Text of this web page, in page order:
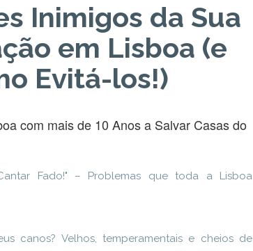
Inimigos da Sua
em Lisboa (e
Evitá-los!)
com mais de 10 Anos a Salvar Casas do
Fado!" – Problemas que toda a Lisboa
canos? Velhos, temperamentais e cheios de